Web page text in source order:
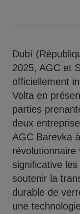
Dubí
2025, AGC et
officiellement
Volta en
parties
deux
AGC Barevka
significative
soutenir la
durable de
une